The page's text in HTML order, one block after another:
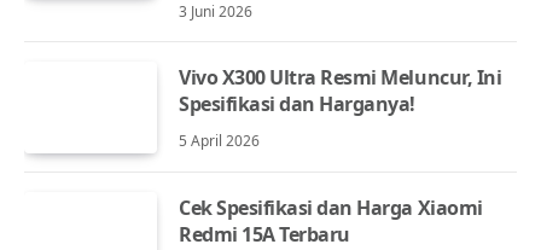
3 Juni 2026
Vivo X300 Ultra Resmi Meluncur, Ini
Spesifikasi dan Harganya!
5 April 2026
Cek Spesifikasi dan Harga Xiaomi
Redmi 15A Terbaru